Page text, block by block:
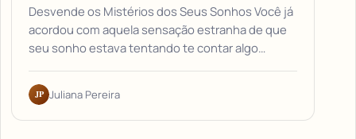
Desvende os Mistérios dos Seus Sonhos Você já
acordou com aquela sensação estranha de que
seu sonho estava tentando te contar algo…
JP Juliana Pereira